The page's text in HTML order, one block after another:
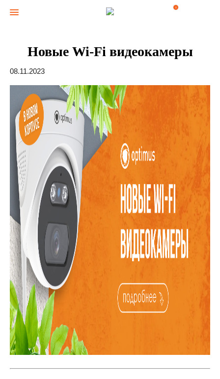
0
Новые Wi-Fi видеокамеры
08.11.2023